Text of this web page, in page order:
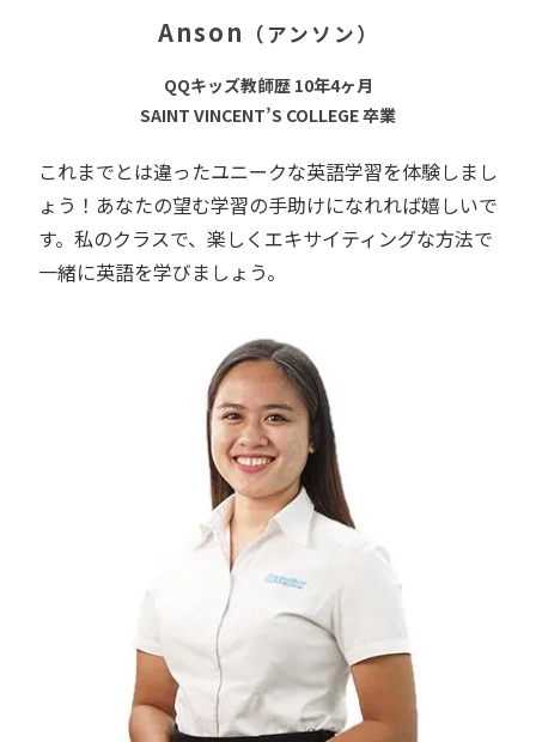
Anson （アンソン）
QQキッズ教師歴 10年4ヶ月
SAINT VINCENT’S COLLEGE 卒業
これまでとは違ったユニークな英語学習を体験しまし
ょう！あなたの望む学習の手助けになれれば嬉しいで
す。私のクラスで、楽しくエキサイティングな方法で
一緒に英語を学びましょう。